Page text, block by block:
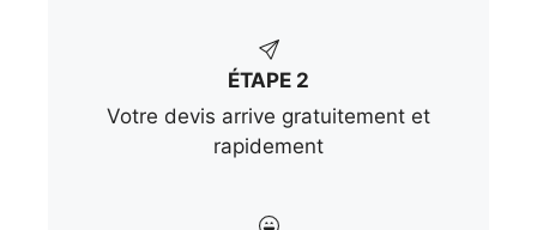
ÉTAPE 2
Votre devis arrive gratuitement et
rapidement